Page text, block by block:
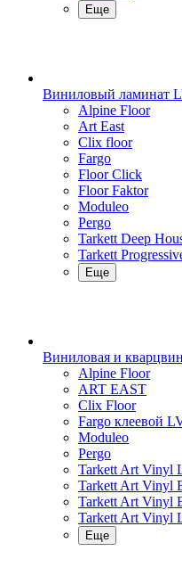
Еще
Виниловый ламинат
Alpine Floor
Art East
Clix floor
Fargo
Floor Click
Floor Faktor
Moduleo
Pergo
Tarkett Deep
Tarkett
Еще
Виниловая и
Alpine Floor
ART EAST
Clix Floor
Fargo клеевой
Moduleo
Pergo
Tarkett Art Vinyl
Tarkett Art Vinyl
Tarkett Art Vinyl
Tarkett Art Vinyl
Еще